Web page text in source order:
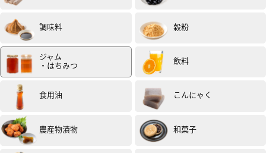
調味料 穀粉
ジャム
・はちみつ 飲料
食用油 こんにゃく
農産物漬物 和菓子